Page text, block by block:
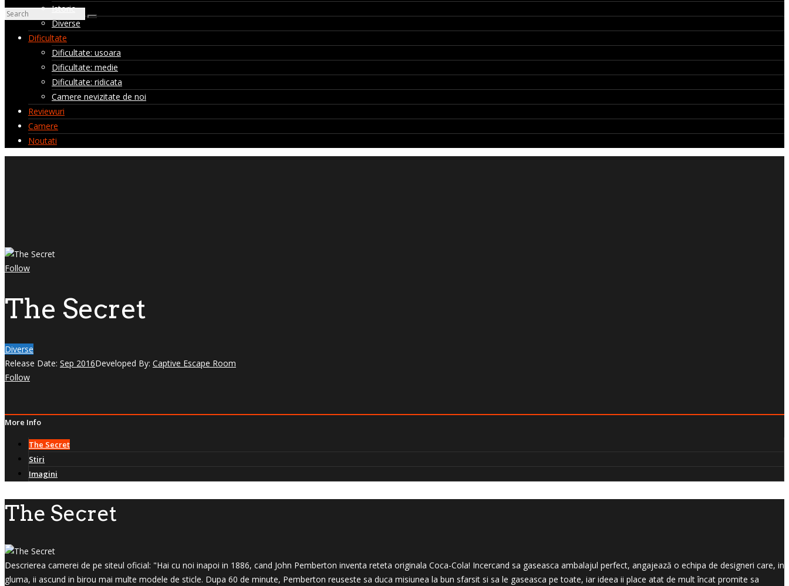
Istoric
Diverse
Dificultate
Dificultate: usoara
Dificultate: medie
Dificultate: ridicata
Camere nevizitate de noi
Reviewuri
Camere
Noutati
Follow
The Secret
Diverse
Release Date: Sep 2016Developed By: Captive Escape Room
Follow
More Info
The Secret
Stiri
Imagini
The Secret
Descrierea camerei de pe siteul oficial: "Hai cu noi inapoi in 1886, cand John Pemberton inventa reteta originala Coca-Cola! Incercand sa gaseasca ambalajul perfect, angajează o echipa de designeri care, in
gluma, ii ascund in birou mai multe modele de sticle. Dupa 60 de minute, Pemberton reuseste sa duca misiunea la bun sfarsit si sa le gaseasca pe toate, iar ideea ii place atat de mult încat promite sa